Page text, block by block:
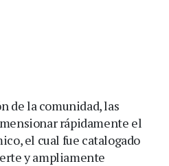
de la comunidad, las
rápidamente el
el cual fue catalogado
y ampliamente